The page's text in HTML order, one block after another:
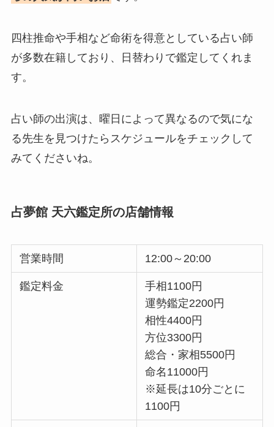
四柱推命や手相など命術を得意としている占い師
が多数在籍しており、日替わりで鑑定してくれま
す。
占い師の出演は、曜日によって異なるので気にな
る先生を見つけたらスケジュールをチェックして
みてくださいね。
占夢館 天六鑑定所の店舗情報
営業時間 12:00～20:00
鑑定料金
手相1100円
運勢鑑定2200円
相性4400円
方位3300円
総合・家相5500円
命名11000円
※延長は10分ごとに
1100円